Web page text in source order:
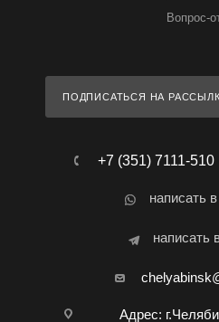
Вопрос-
ПОДПИСАТЬСЯ НА
+7 (351) 7111-510
написать
написать
Адрес: